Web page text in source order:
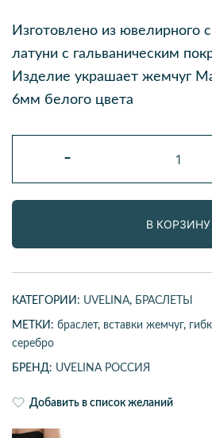
Изготовлено из ювелирного
латуни с гальваническим
Изделие украшает жемчуг
6мм белого цвета
-
товара
В КОРЗИНУ
КАТЕГОРИИ: UVELINA, БРАСЛЕТЫ
МЕТКИ: браслет, вставки жемчуг,
серебро
БРЕНД: UVELINA РОССИЯ
Добавить в список желаний